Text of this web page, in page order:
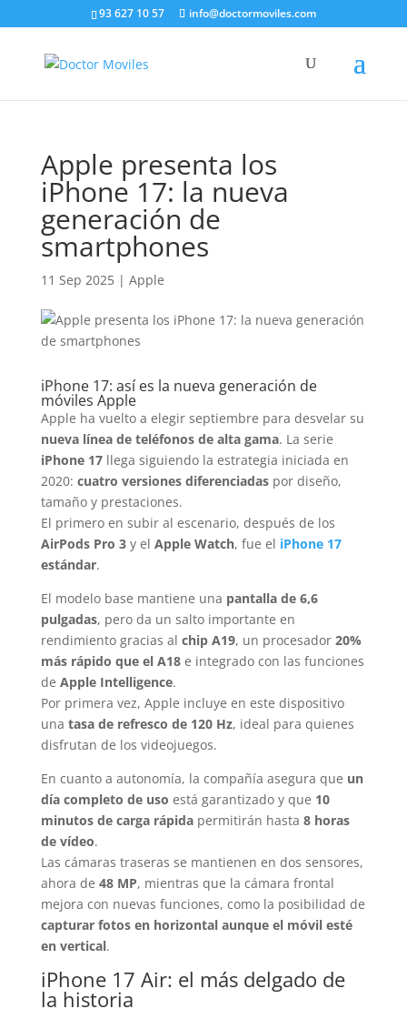
93 627 10 57 info@doctormoviles.com
Apple presenta los
iPhone 17: la nueva
generación de
smartphones
11 Sep 2025| Apple
iPhone 17: así es la nueva generación de
móviles Apple
Apple ha vuelto a elegir septiembre para desvelar su
nueva línea de teléfonos de alta gama. La serie
iPhone 17llega siguiendo la estrategia iniciada en
2020: cuatro versiones diferenciadaspor diseño,
tamaño y prestaciones.
El primero en subir al escenario, después de los
AirPods Pro 3y el Apple Watch, fue el iPhone 17
estándar.
El modelo base mantiene una pantalla de 6,6
pulgadas, pero da un salto importante en
rendimiento gracias al chip A19, un procesador 20%
más rápido que el A18e integrado con las funciones
de Apple Intelligence.
Por primera vez, Apple incluye en este dispositivo
una tasa de refresco de 120 Hz, ideal para quienes
disfrutan de los videojuegos.
En cuanto a autonomía, la compañía asegura que un
día completo de uso está garantizado y que 10
minutos de carga rápidapermitirán hasta 8 horas
de vídeo.
Las cámaras traseras se mantienen en dos sensores,
ahora de 48 MP, mientras que la cámara frontal
mejora con nuevas funciones, como la posibilidad de
capturar fotos en horizontal aunque el móvil esté
en vertical.
iPhone 17 Air: el más delgado de
la historia